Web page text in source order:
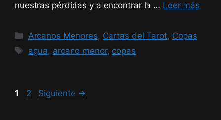
nuestras pérdidas y a encontrar la … Leer más
Categorías
Arcanos Menores, Cartas del Tarot, Copas
Etiquetas
agua, arcano menor, copas
Página
1 Página
2 Siguiente →